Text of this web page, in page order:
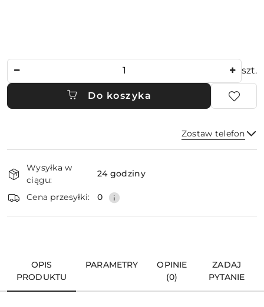
szt.
Do koszyka
Zostaw telefon
Dostępność
i
dostawa
Wysyłka w
ciągu:
24 godziny
Cena przesyłki: 0
OPIS
PRODUKTU
PARAMETRY
OPINIE
(0)
ZADAJ
PYTANIE